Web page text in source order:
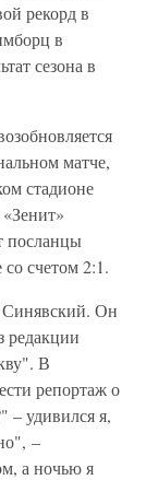
рекорд в
в
сезона в
матче,
стадионе
посланцы
счетом 2:1.
Он
редакции
В
репортаж о
удивился я,
–
а ночью я